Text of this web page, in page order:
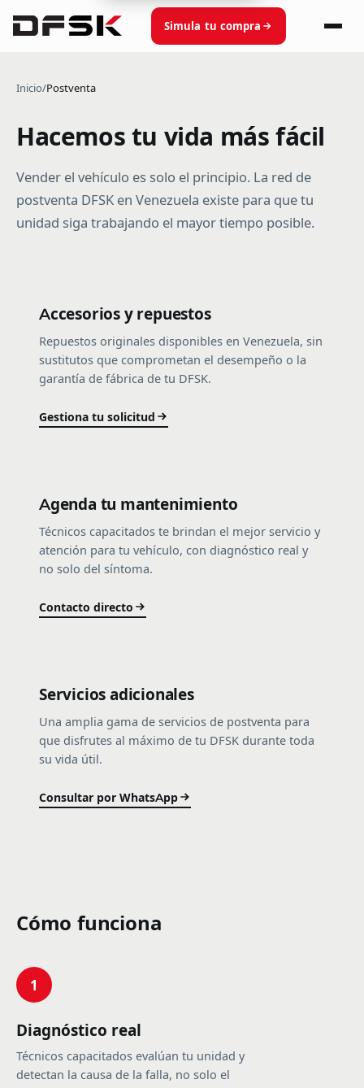
Simula tu compra
Inicio/Postventa
Hacemos tu vida más fácil
Vender el vehículo es solo el principio. La red de
postventa DFSK en Venezuela existe para que tu
unidad siga trabajando el mayor tiempo posible.
Accesorios y repuestos
Repuestos originales disponibles en Venezuela, sin
sustitutos que comprometan el desempeño o la
garantía de fábrica de tu DFSK.
Gestiona tu solicitud
Agenda tu mantenimiento
Técnicos capacitados te brindan el mejor servicio y
atención para tu vehículo, con diagnóstico real y
no solo del síntoma.
Contacto directo
Servicios adicionales
Una amplia gama de servicios de postventa para
que disfrutes al máximo de tu DFSK durante toda
su vida útil.
Consultar por WhatsApp
Cómo funciona
1
Diagnóstico real
Técnicos capacitados evalúan tu unidad y
detectan la causa de la falla, no solo el